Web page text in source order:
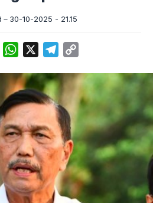
30-10-2025 - 21.15
TwitterWhatsApp Telegram